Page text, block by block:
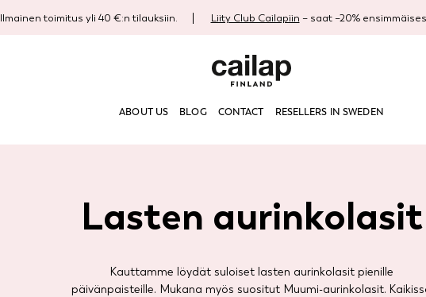
Ilmainen toimitus yli 40 €:n tilauksiin. Liity Club Cailapiin – saat –20%
ABOUT US BLOG CONTACT RESELLERS IN SWEDEN
Lasten aurinkolasit
Kauttamme löydät suloiset lasten aurinkolasit pienille
päivänpaisteille. Mukana myös suositut Muumi-aurinkolasit.